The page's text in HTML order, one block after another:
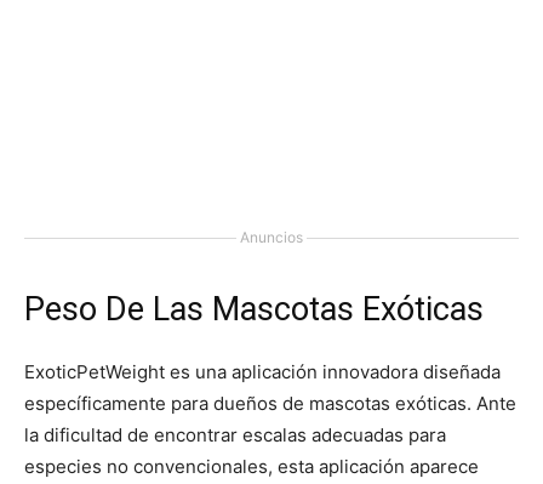
Anuncios
Peso De Las Mascotas Exóticas
ExoticPetWeight es una aplicación innovadora diseñada
específicamente para dueños de mascotas exóticas. Ante
la dificultad de encontrar escalas adecuadas para
especies no convencionales, esta aplicación aparece